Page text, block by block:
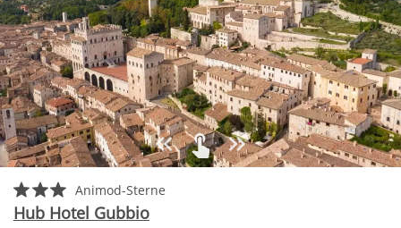
Animod-Sterne
Hub Hotel Gubbio